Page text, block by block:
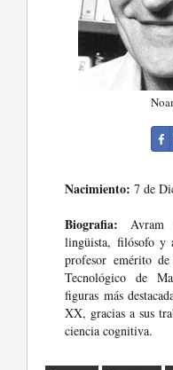
Nacimiento: 7 de
Biografia: Avram
lingüista, filósofo y
profesor emérito
Tecnológico de
figuras más
XX, gracias a sus
ciencia cognitiva.